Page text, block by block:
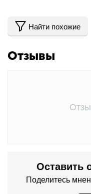
Найти похожие
Отзывы
Оставить
Поделитесь